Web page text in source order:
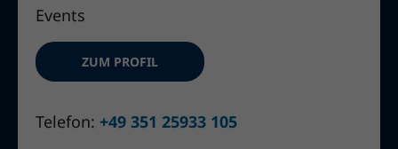
Events
ZUM PROFIL
Telefon: +49 351 25933 105